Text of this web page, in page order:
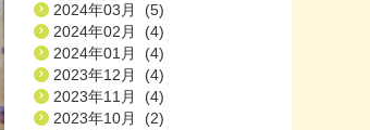
2024年03月 (5)
2024年02月 (4)
2024年01月 (4)
2023年12月 (4)
2023年11月 (4)
2023年10月 (2)